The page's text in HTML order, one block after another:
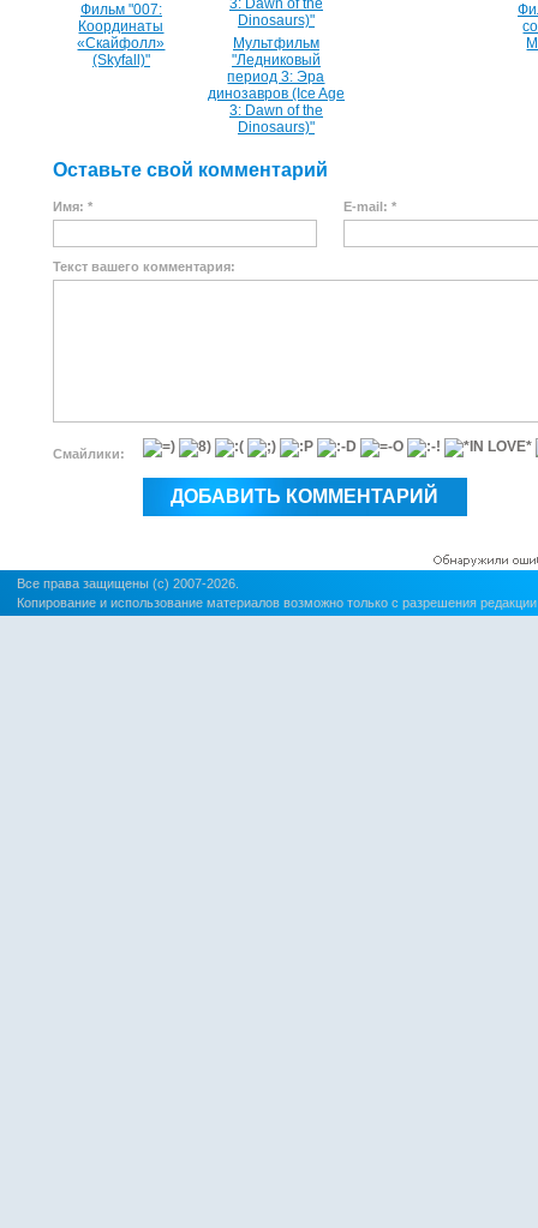
Фильм "007:
Координаты
«Скайфолл»
(Skyfall)"
Мультфильм
"Ледниковый
период 3: Эра
динозавров (Ice Age
3: Dawn of the
Dinosaurs)"
Оставьте свой комментарий
Имя: * E-mail: *
Текст вашего комментария:
Смайлики:
Все права защищены (c) 2007-2026.
Копирование и использование материалов возможно только с разрешения